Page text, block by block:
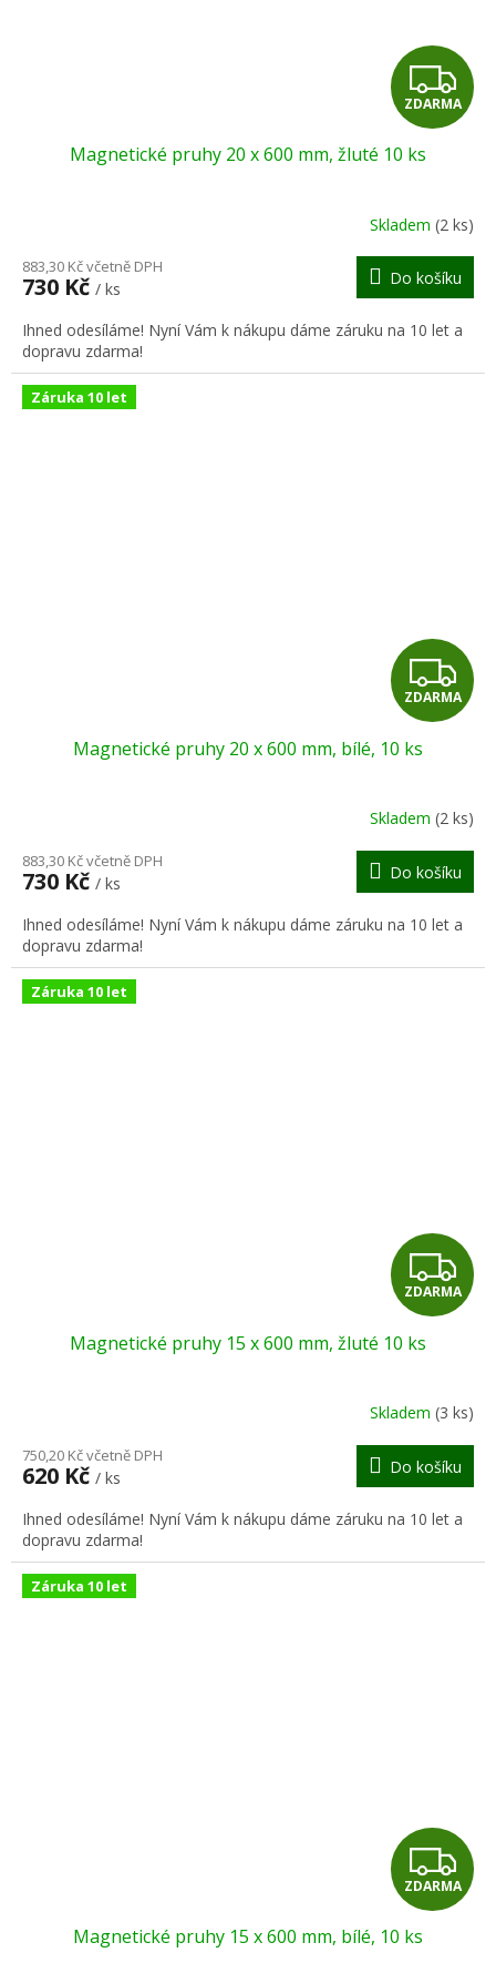
Z
D
R
M
A
ZDARMA
Magnetické pruhy 20 x 600 mm, žluté 10 ks
Skladem (2 ks)
883,30 Kč včetně DPH
730 Kč / ks
Do košíku
Ihned odesíláme! Nyní Vám k nákupu dáme záruku na 10 let a
dopravu zdarma!
Záruka 10 let
Z
D
R
M
A
ZDARMA
Magnetické pruhy 20 x 600 mm, bílé, 10 ks
Skladem (2 ks)
883,30 Kč včetně DPH
730 Kč / ks
Do košíku
Ihned odesíláme! Nyní Vám k nákupu dáme záruku na 10 let a
dopravu zdarma!
Záruka 10 let
Z
D
R
M
A
ZDARMA
Magnetické pruhy 15 x 600 mm, žluté 10 ks
Skladem (3 ks)
750,20 Kč včetně DPH
620 Kč / ks
Do košíku
Ihned odesíláme! Nyní Vám k nákupu dáme záruku na 10 let a
dopravu zdarma!
Záruka 10 let
Z
D
ZDARMA
Magnetické pruhy 15 x 600 mm, bílé, 10 ks